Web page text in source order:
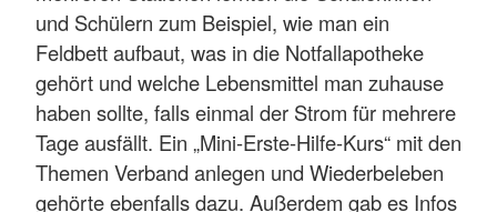
und Schülern zum Beispiel, wie man ein
Feldbett aufbaut, was in die Notfallapotheke
gehört und welche Lebensmittel man zuhause
haben sollte, falls einmal der Strom für mehrere
Tage ausfällt. Ein „Mini-Erste-Hilfe-Kurs“ mit den
Themen Verband anlegen und Wiederbeleben
gehörte ebenfalls dazu. Außerdem gab es Infos